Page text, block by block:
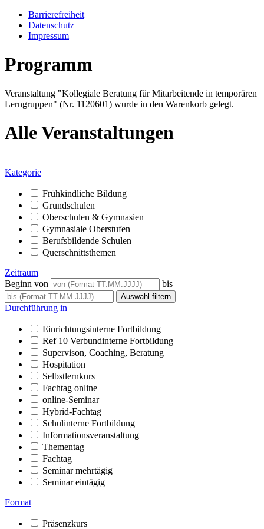
Barrierefreiheit
Datenschutz
Impressum
Programm
Veranstaltung "Kollegiale Beratung für Mitarbeitende in temporären
Lerngruppen" (Nr. 1120601) wurde in den Warenkorb gelegt.
Alle Veranstaltungen
Kategorie
Frühkindliche Bildung
Grundschulen
Oberschulen & Gymnasien
Gymnasiale Oberstufen
Berufsbildende Schulen
Querschnittsthemen
Zeitraum
Beginn von
bis
Durchführung in
Einrichtungsinterne Fortbildung
Ref 10 Verbundinterne Fortbildung
Supervison, Coaching, Beratung
Hospitation
Selbstlernkurs
Fachtag online
online-Seminar
Hybrid-Fachtag
Schulinterne Fortbildung
Informationsveranstaltung
Thementag
Fachtag
Seminar mehrtägig
Seminar eintägig
Format
Präsenzkurs